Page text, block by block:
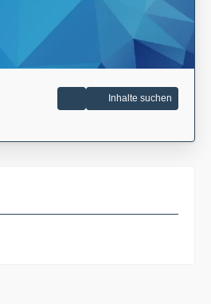
Inhalte suchen